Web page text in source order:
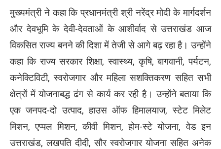
मुख्यमंत्री ने कहा कि प्रधानमंत्री श्री नरेंद्र मोदी के मार्गदर्शन
और देवभूमि के देवी-देवताओं के आशीर्वाद से उत्तराखंड आज
विकसित राज्य बनने की दिशा में तेजी से आगे बढ़ रहा है। उन्होंने
कहा कि राज्य सरकार शिक्षा, स्वास्थ्य, कृषि, बागवानी, पर्यटन,
कनेक्टिविटी, स्वरोजगार और महिला सशक्तिकरण सहित सभी
क्षेत्रों में योजनाबद्ध ढंग से कार्य कर रही है। उन्होंने बताया कि
एक जनपद-दो उत्पाद, हाउस ऑफ हिमालयाज, स्टेट मिलेट
मिशन, एप्पल मिशन, कीवी मिशन, होम-स्टे योजना, वेड इन
उत्तराखंड, लखपति दीदी, सौर स्वरोजगार योजना सहित अनेक